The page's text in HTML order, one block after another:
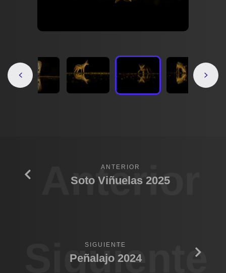
Anterior
ANTERIOR
Soto Viñuelas 2025
Siguiente
SIGUIENTE
Peñalajo 2024